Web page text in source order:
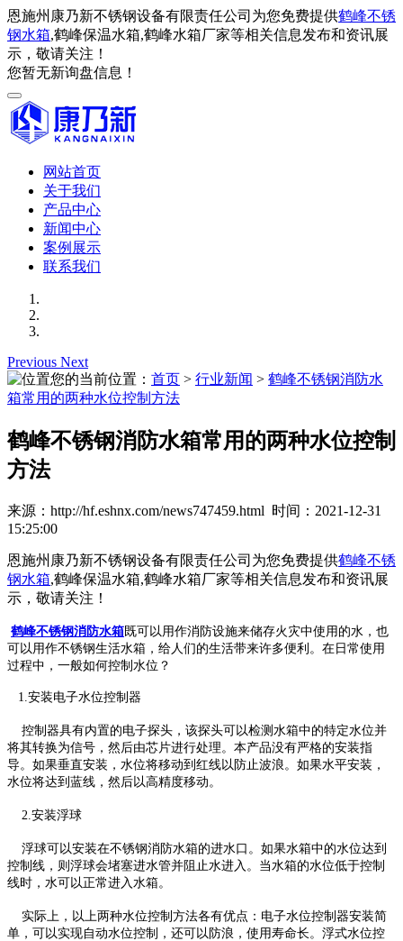
恩施州康乃新不锈钢设备有限责任公司为您免费提供鹤峰不锈
钢水箱,鹤峰保温水箱,鹤峰水箱厂家等相关信息发布和资讯展
示，敬请关注！
您暂无新询盘信息！
网站首页
关于我们
产品中心
新闻中心
案例展示
联系我们
Previous Next
您的当前位置： 首页 > 行业新闻 > 鹤峰不锈钢消防水
箱常用的两种水位控制方法
鹤峰不锈钢消防水箱常用的两种水位控制
方法
来源：http://hf.eshnx.com/news747459.html 时间：2021-12-31
15:25:00
恩施州康乃新不锈钢设备有限责任公司为您免费提供鹤峰不锈
钢水箱,鹤峰保温水箱,鹤峰水箱厂家等相关信息发布和资讯展
示，敬请关注！
鹤峰不锈钢消防水箱既可以用作消防设施来储存火灾中使用的水，也
可以用作不锈钢生活水箱 ，给人们的生活带来许多便利。在日常使用
过程中，一般如何控制水位？
1.安装电子水位控制器
控制器具有内置的电子探头，该探头可以检测水箱中的特定水位并
将其转换为信号，然后由芯片进行处理。本产品没有严格的安装指
导。如果垂直安装，水位将移动到红线以防止波浪。如果水平安装，
水位将达到蓝线，然后以高精度移动。
2.安装浮球
浮球可以安装在不锈钢消防水箱的进水口。如果水箱中的水位达到
控制线，则浮球会堵塞进水管并阻止水进入。当水箱的水位低于控制
线时，水可以正常进入水箱。
实际上，以上两种水位控制方法各有优点：电子水位控制器安装简
单，可以实现自动水位控制，还可以防浪，使用寿命长。浮式水位控